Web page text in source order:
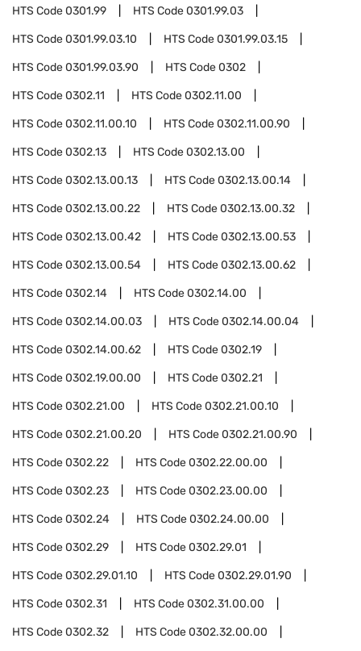
HTS Code0301.99 HTS Code0301.99.03
HTS Code0301.99.03.10 HTS Code0301.99.03.15
HTS Code0301.99.03.90 HTS Code0302
HTS Code0302.11 HTS Code0302.11.00
HTS Code0302.11.00.10 HTS Code0302.11.00.90
HTS Code0302.13 HTS Code0302.13.00
HTS Code0302.13.00.13 HTS Code0302.13.00.14
HTS Code0302.13.00.22 HTS Code0302.13.00.32
HTS Code0302.13.00.42 HTS Code0302.13.00.53
HTS Code0302.13.00.54 HTS Code0302.13.00.62
HTS Code0302.14 HTS Code0302.14.00
HTS Code0302.14.00.03 HTS Code0302.14.00.04
HTS Code0302.14.00.62 HTS Code0302.19
HTS Code0302.19.00.00 HTS Code0302.21
HTS Code0302.21.00 HTS Code0302.21.00.10
HTS Code0302.21.00.20 HTS Code0302.21.00.90
HTS Code0302.22 HTS Code0302.22.00.00
HTS Code0302.23 HTS Code0302.23.00.00
HTS Code0302.24 HTS Code0302.24.00.00
HTS Code0302.29 HTS Code0302.29.01
HTS Code0302.29.01.10 HTS Code0302.29.01.90
HTS Code0302.31 HTS Code0302.31.00.00
HTS Code0302.32 HTS Code0302.32.00.00